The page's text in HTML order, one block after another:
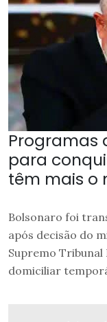
Programas
para
têm mais o
Bolsonaro foi
após decisão do
Supremo
domiciliar